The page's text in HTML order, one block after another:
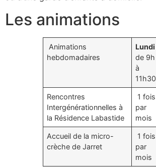
Les animations
Animations
hebdomadaires
Lundi
de 9h
à
11h30
Rencontres
Intergénérationnelles à
la Résidence Labastide
1 fois
par
mois
Accueil de la micro-
crèche de Jarret
1 fois
par
mois